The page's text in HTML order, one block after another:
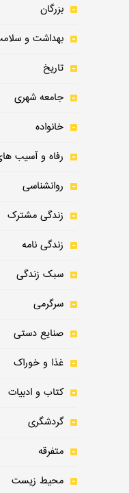
بزرگان
بهداشت و
تاریخ
جامعه شهری
خانواده
رفاه و آسیب
روانشناسی
زندگی مشترک
زندگی نامه
سبک زندگی
سرگرمی
صنایع دستی
غذا و خوراک
کتاب و ادبیات
گردشگری
متفرقه
محیط زیست